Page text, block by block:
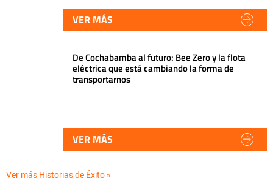
VER MÁS
De Cochabamba al futuro: Bee Zero y la flota
eléctrica que está cambiando la forma de
transportarnos
VER MÁS
Ver más Historias de Éxito »